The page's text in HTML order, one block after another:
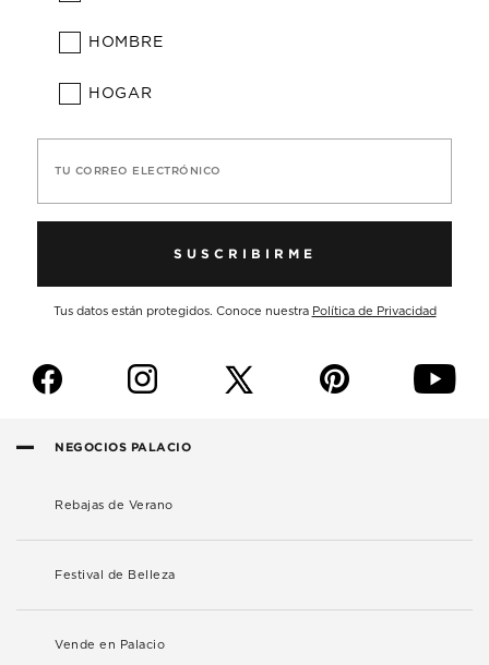
HOMBRE
HOGAR
TU CORREO ELECTRÓNICO
SUSCRIBIRME
Tus datos están protegidos. Conoce nuestra Política de Privacidad
f i p y
NEGOCIOS PALACIO
Rebajas de Verano
Festival de Belleza
Vende en Palacio